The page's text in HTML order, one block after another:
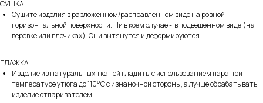
СУШКА
Сушите изделия в разложенном/расправленном виде на ровной
горизонтальной поверхности. Ни в коем случае - в подвешенном виде (на
веревке или плечиках). Они вытянутся и деформируются.
ГЛАЖКА
Изделие из натуральных тканей гладить с использованием пара при
температуре утюга до 110°C с изнаночной стороны, а лучше обрабатывать
изделие отпаривателем.